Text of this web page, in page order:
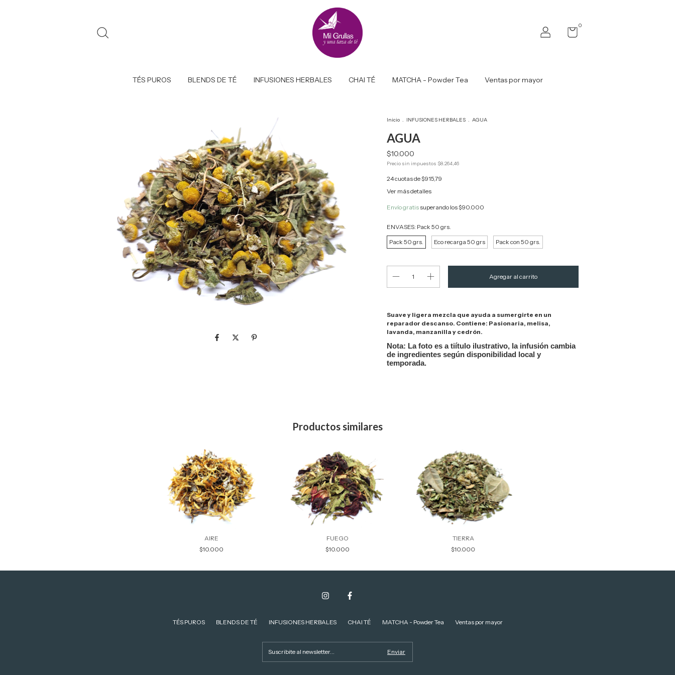
0
TÉS PUROS BLENDS DE TÉ INFUSIONES HERBALES CHAI TÉ MATCHA - Powder Tea Ventas por mayor
Inicio . INFUSIONES HERBALES . AGUA
AGUA
$10.000
Precio sin impuestos $8.264,46
24cuotas de$915,79
Ver más detalles
Envío gratis superando los$90.000
ENVASES: Pack 50 grs.
Pack 50 grs.
Eco recarga 50 grs Pack con 50 grs.
Suave y ligera mezcla que ayuda a sumergirte en un
reparador descanso. Contiene: Pasionaria, melisa,
lavanda, manzanilla y cedrón.
Nota: La foto es a tiítulo ilustrativo, la infusión cambia
de ingredientes según disponibilidad local y
temporada.
Productos similares
AIRE
$10.000
FUEGO
$10.000
TIERRA
$10.000
TÉS PUROS BLENDS DE TÉ INFUSIONES HERBALES CHAI TÉ MATCHA - Powder Tea Ventas por mayor